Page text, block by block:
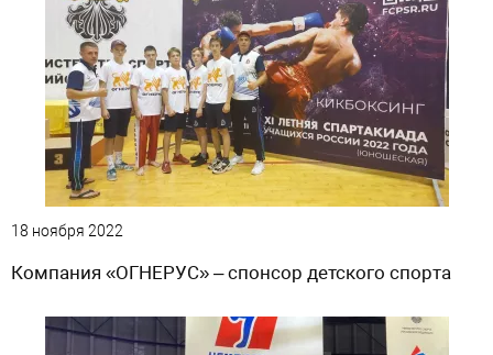
18 ноября 2022
Компания «ОГНЕРУС» – спонсор детского спорта